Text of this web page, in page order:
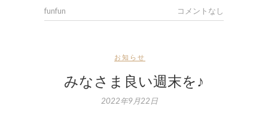
funfun コメントなし
お知らせ
みなさま良い週末を♪
2022年9月22日